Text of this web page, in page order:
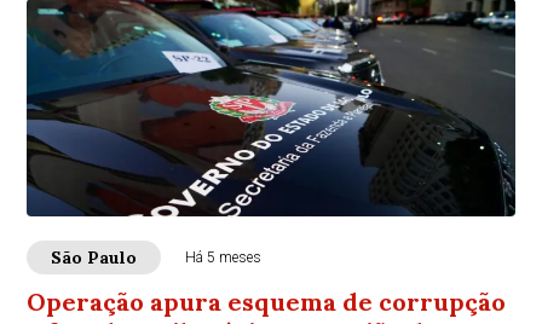
São Paulo Há 5 meses
Operação apura esquema de corrupção